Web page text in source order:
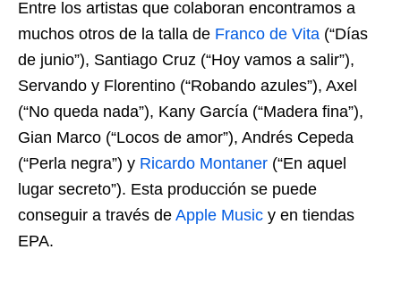
Entre los artistas que colaboran encontramos a
muchos otros de la talla de Franco de Vita (“Días
de junio”), Santiago Cruz (“Hoy vamos a salir”),
Servando y Florentino (“Robando azules”), Axel
(“No queda nada”), Kany García (“Madera fina”),
Gian Marco (“Locos de amor”), Andrés Cepeda
(“Perla negra”) y Ricardo Montaner (“En aquel
lugar secreto”). Esta producción se puede
conseguir a través de Apple Music y en tiendas
EPA.